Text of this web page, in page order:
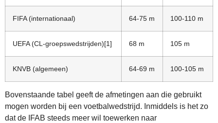
FIFA (internationaal) 64-75 m 100-110 m
UEFA (CL-groepswedstrijden)[1] 68 m 105 m
KNVB (algemeen) 64-69 m 100-105 m
Bovenstaande tabel geeft de afmetingen aan die gebruikt
mogen worden bij een voetbalwedstrijd. Inmiddels is het zo
dat de IFAB steeds meer wil toewerken naar